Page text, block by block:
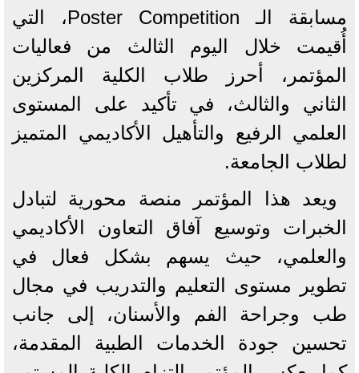
مسابقة الـ Poster Competition، التي
أُقيمت خلال اليوم الثالث من فعاليات
المؤتمر، أحرز طلاب الكلية المركزين
الثاني والثالث، في تأكيد على المستوى
العلمي الرفيع والتأهيل الأكاديمي المتميز
لطلاب الجامعة.
ويعد هذا المؤتمر منصة محورية لتبادل
الخبرات وتوسيع آفاق التعاون الأكاديمي
والعلمي، حيث يسهم بشكل فعال في
تطوير مستوى التعليم والتدريب في مجال
طب وجراحة الفم والأسنان، إلى جانب
تحسين جودة الخدمات الطبية المقدمة،